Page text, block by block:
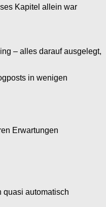
Kapitel allein war
– alles darauf ausgelegt,
in wenigen
Erwartungen
quasi automatisch